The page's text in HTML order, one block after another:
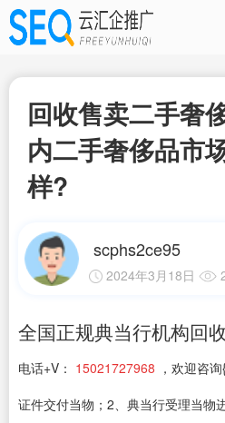
回收售卖二手奢
内二手奢侈品市
样?
scphs2ce95
2024年3月18日
全国正规典当行机构
电话+V： 15021727968 ，欢迎咨
证件交付当物；2、典当行受理当物